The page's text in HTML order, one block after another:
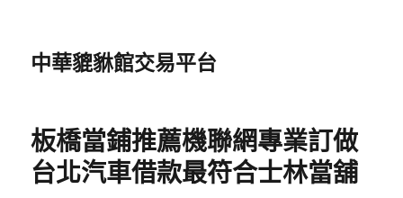
中華貔貅館交易平台
板橋當鋪推薦機聯網專業訂做
台北汽車借款最符合士林當舖